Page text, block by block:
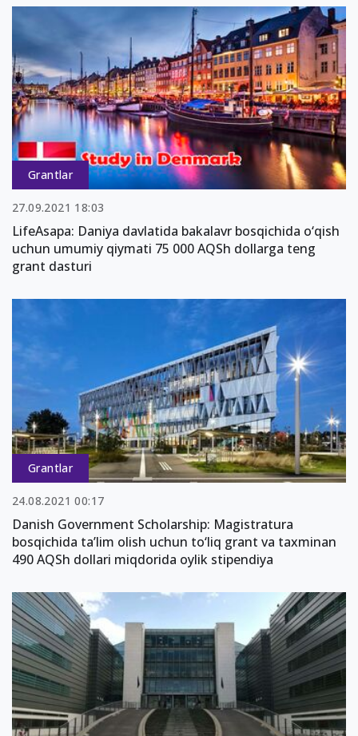
Grantlar
27.09.2021 18:03
LifeAsapa: Daniya davlatida bakalavr bosqichida o‘qish
uchun umumiy qiymati 75 000 AQSh dollarga teng
grant dasturi
Grantlar
24.08.2021 00:17
Danish Government Scholarship: Magistratura
bosqichida ta’lim olish uchun to‘liq grant va taxminan
490 AQSh dollari miqdorida oylik stipendiya